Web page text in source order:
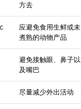
方去
应避免食用生鲜或未
煮熟的动物产品
避免接触眼、鼻子以
及嘴巴
尽量减少外出活动